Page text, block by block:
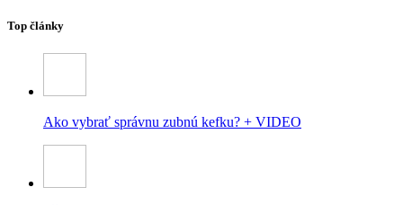
Top články
Ako vybrať správnu zubnú kefku? + VIDEO